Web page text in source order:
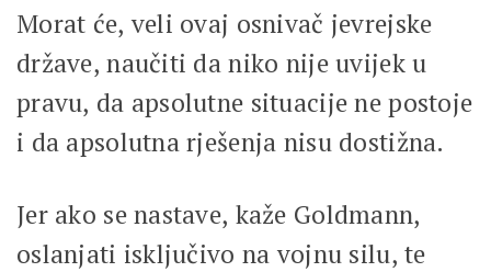
Morat će, veli ovaj osnivač jevrejske
države, naučiti da niko nije uvijek u
pravu, da apsolutne situacije ne postoje
i da apsolutna rješenja nisu dostižna.
Jer ako se nastave, kaže Goldmann,
oslanjati isključivo na vojnu silu, te